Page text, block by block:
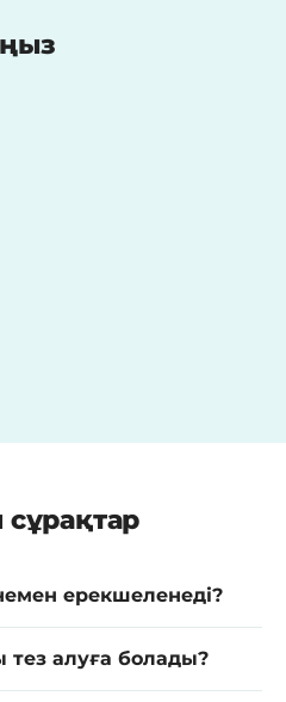
ерекшеленеді?
алуға болады?